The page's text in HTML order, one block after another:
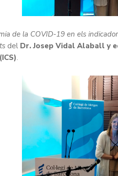
de la COVID-19 en els
del Dr. Josep Vidal Alaball y
.